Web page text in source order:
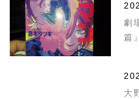
劇
篇
大